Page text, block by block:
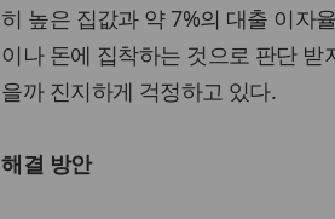
히 높은 집값과 약 7%의 대출 이자
이나 돈에 집착하는 것으로 판단
을까 진지하게 걱정하고 있다.
해결 방안